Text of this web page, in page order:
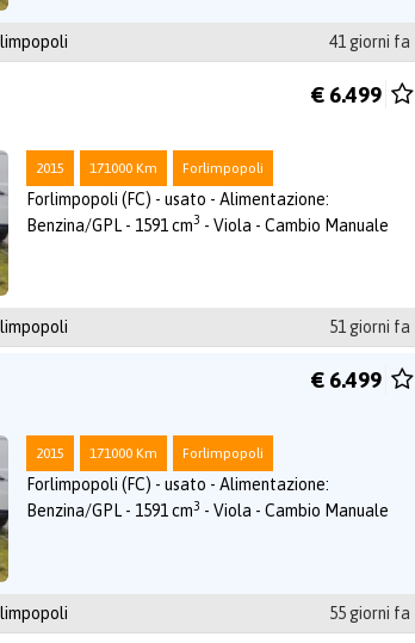
41 giorni fa
€ 6.499
2015 171000 Km Forlimpopoli
Forlimpopoli (FC) - usato - Alimentazione:
Benzina/GPL - 1591 cm3 - Viola - Cambio Manuale
51 giorni fa
€ 6.499
2015 171000 Km Forlimpopoli
Forlimpopoli (FC) - usato - Alimentazione:
Benzina/GPL - 1591 cm3 - Viola - Cambio Manuale
55 giorni fa